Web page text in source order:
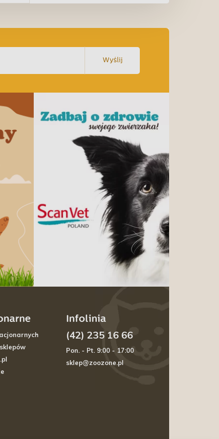
Wyślij
Infolinia
(42) 235 16 66
Pon. - Pt. 9:00 - 17:00
sklep@zoozone.pl